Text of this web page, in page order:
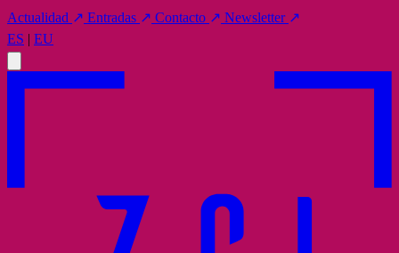
Actualidad ↗ Entradas ↗ Contacto ↗ Newsletter ↗
ES | EU